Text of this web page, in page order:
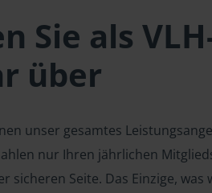
Sie als
über
unser gesamtes
nur Ihren jährlichen
sicheren Seite. Das Einzige,